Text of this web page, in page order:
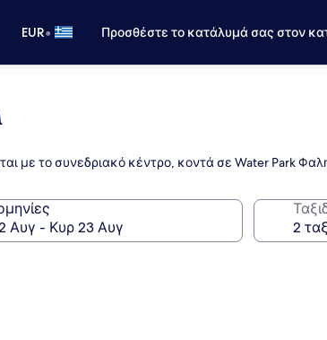
EUR• Προσθέστε το κατάλυμά σας στον
με το συνεδριακό κέντρο, κοντά σε Water Park